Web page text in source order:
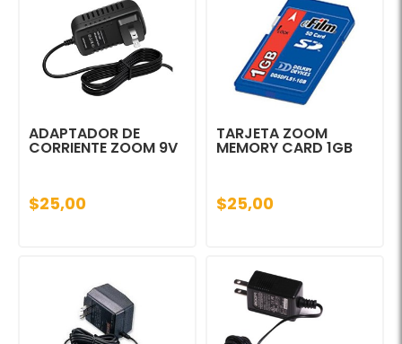
ADAPTADOR DE
CORRIENTE ZOOM 9V
$25,00
TARJETA ZOOM
MEMORY CARD 1GB
$25,00